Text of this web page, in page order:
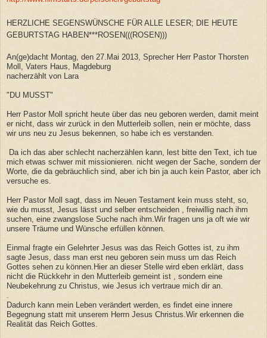
HERZLICHE SEGENSWÜNSCHE FÜR ALLE LESER; DIE HEUTE
GEBURTSTAG HABEN***ROSEN(((ROSEN)))
An(ge)dacht Montag, den 27.Mai 2013, Sprecher Herr Pastor Thorsten
Moll, Vaters Haus, Magdeburg
nacherzählt von Lara
"DU MUSST"
Herr Pastor Moll spricht heute über das neu geboren werden, damit meint
er nicht, dass wir zurück in den Mutterleib sollen, nein er möchte, dass
wir uns neu zu Jesus bekennen, so habe ich es verstanden.
Da ich das aber schlecht nacherzählen kann, lest bitte den Text, ich tue
mich etwas schwer mit missionieren. nicht wegen der Sache, sondern der
Worte, die da gebräuchlich sind, aber ich bin ja auch kein Pastor, aber ich
versuche es.
Herr Pastor Moll sagt, dass im Neuen Testament kein muss steht, so,
wie du musst, Jesus lässt und selber entscheiden , freiwillig nach ihm
suchen, eine zwangslose Suche nach ihm.Wir fragen uns ja oft wie wir
unsere Träume und Wünsche erfüllen können.
Einmal fragte ein Gelehrter Jesus was das Reich Gottes ist, zu ihm
sagte Jesus, dass man erst neu geboren sein muss um das Reich
Gottes sehen zu können.Hier an dieser Stelle wird eben erklärt, dass
nicht die Rückkehr in den Mutterleib gemeint ist , sondern eine
Neubekehrung zu Christus, wie Jesus ich vertraue mich dir an.
.
Dadurch kann mein Leben verändert werden, es findet eine innere
Begegnung statt mit unserem Herrn Jesus Christus.Wir erkennen die
Realität das Reich Gottes.